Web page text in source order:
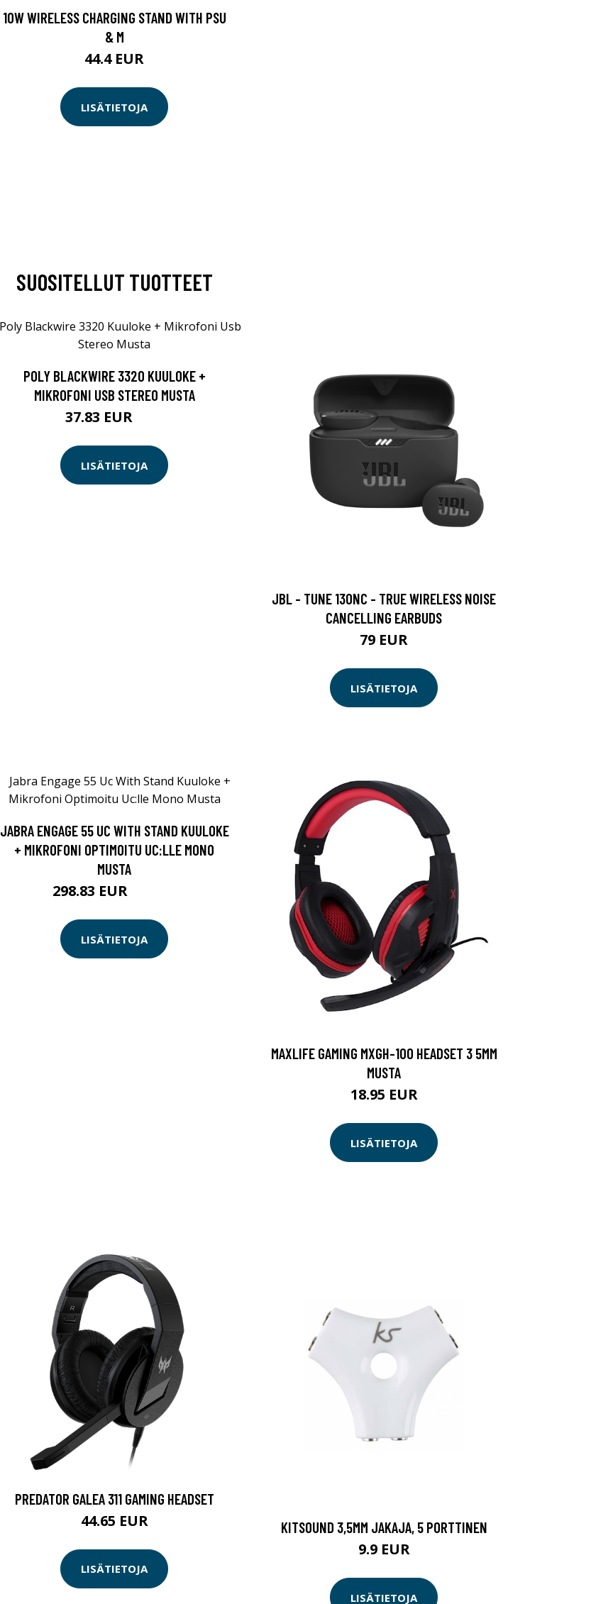
10W WIRELESS CHARGING STAND WITH PSU
& M
44.4 EUR
LISÄTIETOJA
SUOSITELLUT TUOTTEET
POLY BLACKWIRE 3320 KUULOKE +
MIKROFONI USB STEREO MUSTA
37.83 EUR
LISÄTIETOJA
JBL - TUNE 130NC - TRUE WIRELESS NOISE
CANCELLING EARBUDS
79 EUR
LISÄTIETOJA
JABRA ENGAGE 55 UC WITH STAND KUULOKE
+ MIKROFONI OPTIMOITU UC:LLE MONO
MUSTA
298.83 EUR
LISÄTIETOJA
MAXLIFE GAMING MXGH-100 HEADSET 3 5MM
MUSTA
18.95 EUR
LISÄTIETOJA
PREDATOR GALEA 311 GAMING HEADSET
44.65 EUR
LISÄTIETOJA
KITSOUND 3,5MM JAKAJA, 5 PORTTINEN
9.9 EUR
LISÄTIETOJA